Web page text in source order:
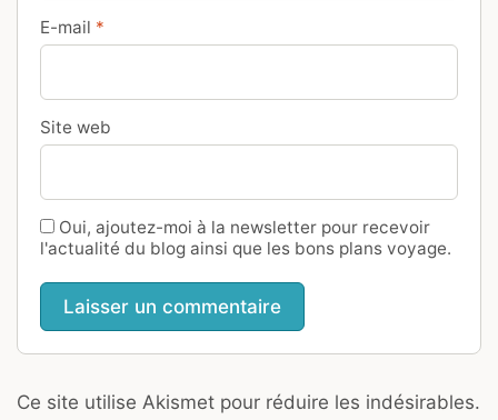
E-mail *
Site web
Oui, ajoutez-moi à la newsletter pour recevoir
l'actualité du blog ainsi que les bons plans voyage.
Ce site utilise Akismet pour réduire les indésirables.